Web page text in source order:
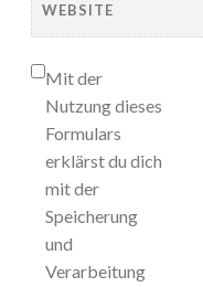
WEBSITE
Mit der
Nutzung dieses
Formulars
erklärst du dich
mit der
Speicherung
und
Verarbeitung